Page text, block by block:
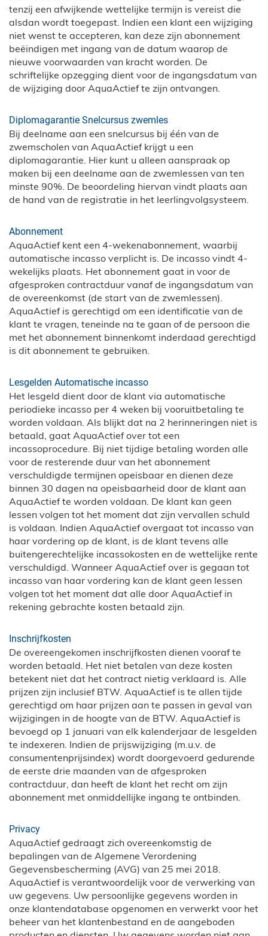
tenzij een afwijkende wettelijke termijn is vereist die
alsdan wordt toegepast. Indien een klant een wijziging
niet wenst te accepteren, kan deze zijn abonnement
beëindigen met ingang van de datum waarop de
nieuwe voorwaarden van kracht worden. De
schriftelijke opzegging dient voor de ingangsdatum van
de wijziging door AquaActief te zijn ontvangen.
Diplomagarantie Snelcursus zwemles
Bij deelname aan een snelcursus bij één van de
zwemscholen van AquaActief krijgt u een
diplomagarantie. Hier kunt u alleen aanspraak op
maken bij een deelname aan de zwemlessen van ten
minste 90%. De beoordeling hiervan vindt plaats aan
de hand van de registratie in het leerlingvolgsysteem.
Abonnement
AquaActief kent een 4-wekenabonnement, waarbij
automatische incasso verplicht is. De incasso vindt 4-
wekelijks plaats. Het abonnement gaat in voor de
afgesproken contractduur vanaf de ingangsdatum van
de overeenkomst (de start van de zwemlessen).
AquaActief is gerechtigd om een identificatie van de
klant te vragen, teneinde na te gaan of de persoon die
met het abonnement binnenkomt inderdaad gerechtigd
is dit abonnement te gebruiken.
Lesgelden Automatische incasso
Het lesgeld dient door de klant via automatische
periodieke incasso per 4 weken bij vooruitbetaling te
worden voldaan. Als blijkt dat na 2 herinneringen niet is
betaald, gaat AquaActief over tot een
incassoprocedure. Bij niet tijdige betaling worden alle
voor de resterende duur van het abonnement
verschuldigde termijnen opeisbaar en dienen deze
binnen 30 dagen na opeisbaarheid door de klant aan
AquaActief te worden voldaan. De klant kan geen
lessen volgen tot het moment dat zijn vervallen schuld
is voldaan. Indien AquaActief overgaat tot incasso van
haar vordering op de klant, is de klant tevens alle
buitengerechtelijke incassokosten en de wettelijke rente
verschuldigd. Wanneer AquaActief over is gegaan tot
incasso van haar vordering kan de klant geen lessen
volgen tot het moment dat alle door AquaActief in
rekening gebrachte kosten betaald zijn.
Inschrijfkosten
De overeengekomen inschrijfkosten dienen vooraf te
worden betaald. Het niet betalen van deze kosten
betekent niet dat het contract nietig verklaard is. Alle
prijzen zijn inclusief BTW. AquaActief is te allen tijde
gerechtigd om haar prijzen aan te passen in geval van
wijzigingen in de hoogte van de BTW. AquaActief is
bevoegd op 1 januari van elk kalenderjaar de lesgelden
te indexeren. Indien de prijswijziging (m.u.v. de
consumentenprijsindex) wordt doorgevoerd gedurende
de eerste drie maanden van de afgesproken
contractduur, dan heeft de klant het recht om zijn
abonnement met onmiddellijke ingang te ontbinden.
Privacy
AquaActief gedraagt zich overeenkomstig de
bepalingen van de Algemene Verordening
Gegevensbescherming (AVG) van 25 mei 2018.
AquaActief is verantwoordelijk voor de verwerking van
uw gegevens. Uw persoonlijke gegevens worden in
onze klantendatabase opgenomen en verwerkt voor het
beheer van het klantenbestand en de aangeboden